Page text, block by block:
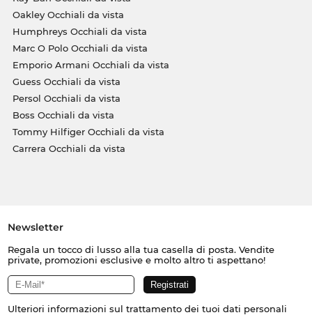
Oakley Occhiali da vista
Humphreys Occhiali da vista
Marc O Polo Occhiali da vista
Emporio Armani Occhiali da vista
Guess Occhiali da vista
Persol Occhiali da vista
Boss Occhiali da vista
Tommy Hilfiger Occhiali da vista
Carrera Occhiali da vista
Newsletter
Regala un tocco di lusso alla tua casella di posta. Vendite
private, promozioni esclusive e molto altro ti aspettano!
Ulteriori informazioni sul trattamento dei tuoi dati personali